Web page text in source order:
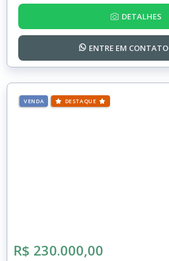
DETALHES
ENTRE EM CONTATO
VENDA DESTAQUE
R$ 230.000,00